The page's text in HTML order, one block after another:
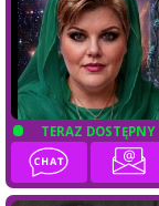
TERAZ DOSTĘPNY